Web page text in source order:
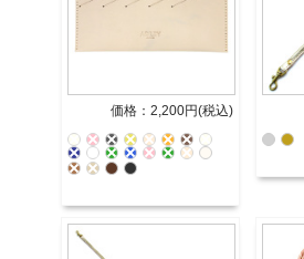
価格：2,200円(税込)